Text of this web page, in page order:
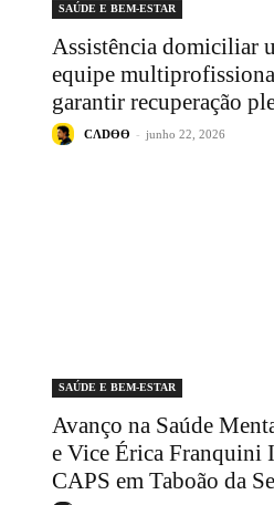
SAÚDE E BEM-ESTAR
Assistência domiciliar
equipe
garantir recuperação
CΛDӨӨ - junho 22, 2026
SAÚDE E BEM-ESTAR
Avanço na Saúde
e Vice Érica Franquini
CAPS em Taboão da